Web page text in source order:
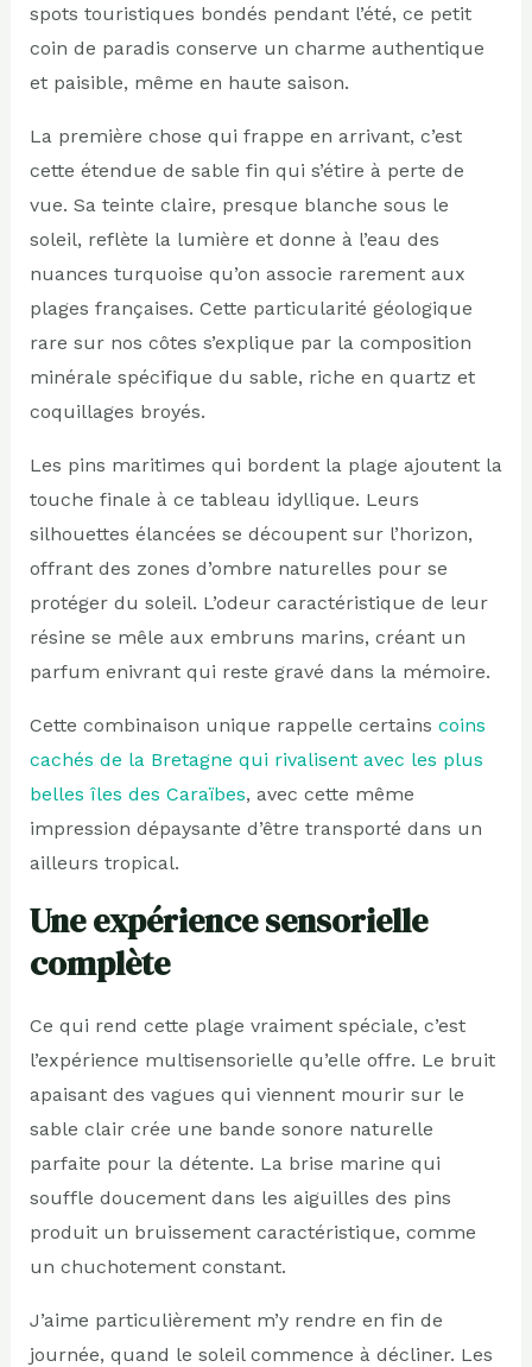
spots touristiques bondés pendant l’été, ce petit
coin de paradis conserve un charme authentique
et paisible, même en haute saison.
La première chose qui frappe en arrivant, c’est
cette étendue de sable fin qui s’étire à perte de
vue. Sa teinte claire, presque blanche sous le
soleil, reflète la lumière et donne à l’eau des
nuances turquoise qu’on associe rarement aux
plages françaises. Cette particularité géologique
rare sur nos côtes s’explique par la composition
minérale spécifique du sable, riche en quartz et
coquillages broyés.
Les pins maritimes qui bordent la plage ajoutent la
touche finale à ce tableau idyllique. Leurs
silhouettes élancées se découpent sur l’horizon,
offrant des zones d’ombre naturelles pour se
protéger du soleil. L’odeur caractéristique de leur
résine se mêle aux embruns marins, créant un
parfum enivrant qui reste gravé dans la mémoire.
Cette combinaison unique rappelle certains coins
cachés de la Bretagne qui rivalisent avec les plus
belles îles des Caraïbes, avec cette même
impression dépaysante d’être transporté dans un
ailleurs tropical.
Une expérience sensorielle
complète
Ce qui rend cette plage vraiment spéciale, c’est
l’expérience multisensorielle qu’elle offre. Le bruit
apaisant des vagues qui viennent mourir sur le
sable clair crée une bande sonore naturelle
parfaite pour la détente. La brise marine qui
souffle doucement dans les aiguilles des pins
produit un bruissement caractéristique, comme
un chuchotement constant.
J’aime particulièrement m’y rendre en fin de
journée, quand le soleil commence à décliner. Les